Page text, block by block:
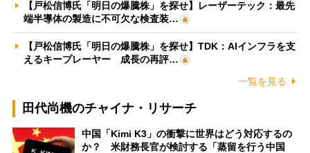
【戸松信博氏「明日の爆騰株」を探せ】レーザーテック：最先
端半導体の製造に不可欠な検査装…
【戸松信博氏「明日の爆騰株」を探せ】TDK：AIインフラを支
えるキープレーヤー 成長の再評…
一覧を見る
田代尚機のチャイナ・リサーチ
中国「Kimi K3」の衝撃に世界はどう対応するの
か？ 米財務長官が検討する「蒸留を行う中国